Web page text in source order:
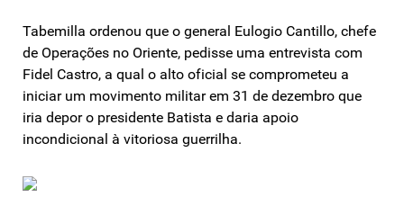
Tabemilla ordenou que o general Eulogio Cantillo, chefe
de Operações no Oriente, pedisse uma entrevista com
Fidel Castro, a qual o alto oficial se comprometeu a
iniciar um movimento militar em 31 de dezembro que
iria depor o presidente Batista e daria apoio
incondicional à vitoriosa guerrilha.